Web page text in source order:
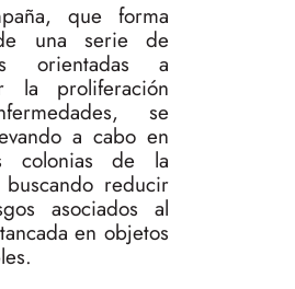
que forma
una serie de
orientadas a
la proliferación
se
a cabo en
colonias de la
reducir
asociados al
en objetos